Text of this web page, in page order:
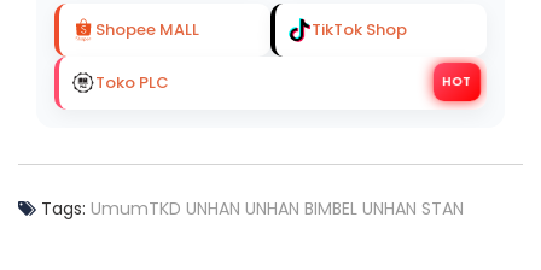
Shopee MALL TikTok Shop
HOT
Toko PLC
Tags: UmumTKD UNHAN UNHAN BIMBEL UNHAN STAN